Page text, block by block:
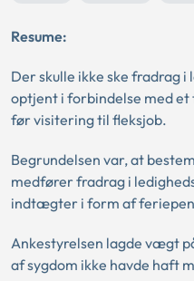
Resume:
Der skulle ikke ske fradrag
optjent i forbindelse med
før visitering til fleksjob.
Begrundelsen var, at
medfører fradrag i
indtægter i form af
Ankestyrelsen lagde vægt
af sygdom ikke havde haft